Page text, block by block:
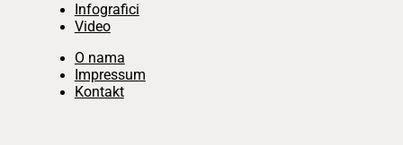
Infografici
Video
O nama
Impressum
Kontakt